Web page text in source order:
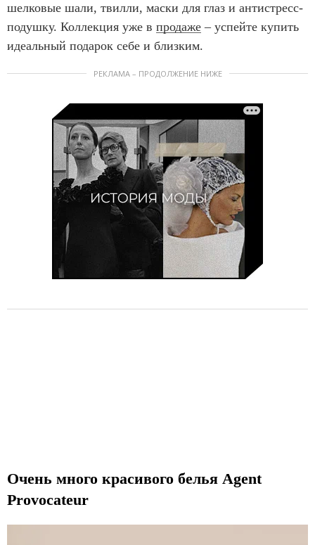
шелковые шали, твилли, маски для глаз и антистресс-
подушку. Коллекция уже в продаже – успейте купить
идеальный подарок себе и близким.
РЕКЛАМА – ПРОДОЛЖЕНИЕ НИЖЕ
Очень много красивого белья Agent
Provocateur